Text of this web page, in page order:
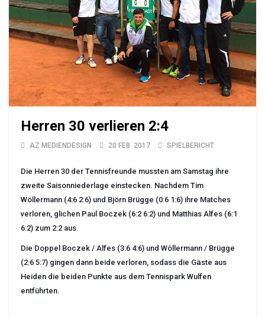
Herren 30 verlieren 2:4
AZ MEDIENDESIGN 20 FEB. 2017 SPIELBERICHT
Die Herren 30 der Tennisfreunde mussten am Samstag ihre
zweite Saisonniederlage einstecken. Nachdem Tim
Wöllermann (4:6 2:6) und Björn Brügge (0:6 1:6) ihre Matches
verloren, glichen Paul Boczek (6:2 6:2) und Matthias Alfes (6:1
6:2) zum 2:2 aus.
Die Doppel Boczek / Alfes (3:6 4:6) und Wöllermann / Brügge
(2:6 5:7) gingen dann beide verloren, sodass die Gäste aus
Heiden die beiden Punkte aus dem Tennispark Wulfen
entführten.